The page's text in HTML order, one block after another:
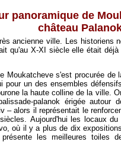
panoramique de
château
ancienne ville. Les historiens
qu'au X-XI siècle elle était
Moukatcheve s'est procurée
pour un des ensembles
la haute colline de la ville.
palanok érigée
– alors il représentait le
Aujourd'hui les locaux
o, où il y a plus de dix
les meilleures toiles